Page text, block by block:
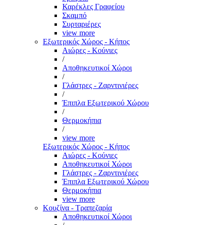
Καρέκλες Γραφείου
Σκαμπό
Συρταριέρες
view more
Εξωτερικός Χώρος - Κήπος
Αιώρες - Κούνιες
/
Αποθηκευτικοί Χώροι
/
Γλάστρες - Ζαρντινιέρες
/
Έπιπλα Εξωτερικού Χώρου
/
Θερμοκήπια
/
view more
Εξωτερικός Χώρος - Κήπος
Αιώρες - Κούνιες
Αποθηκευτικοί Χώροι
Γλάστρες - Ζαρντινιέρες
Έπιπλα Εξωτερικού Χώρου
Θερμοκήπια
view more
Κουζίνα - Τραπεζαρία
Αποθηκευτικοί Χώροι